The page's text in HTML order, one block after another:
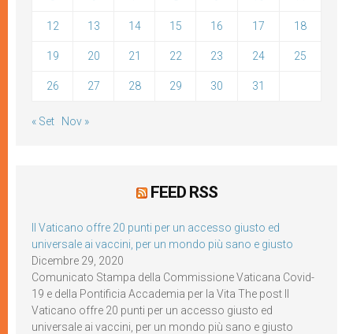
12 13 14 15 16 17 18
19 20 21 22 23 24 25
26 27 28 29 30 31
« Set Nov »
FEED RSS
Il Vaticano offre 20 punti per un accesso giusto ed
universale ai vaccini, per un mondo più sano e giusto
Dicembre 29, 2020
Comunicato Stampa della Commissione Vaticana Covid-
19 e della Pontificia Accademia per la Vita The post Il
Vaticano offre 20 punti per un accesso giusto ed
universale ai vaccini, per un mondo più sano e giusto